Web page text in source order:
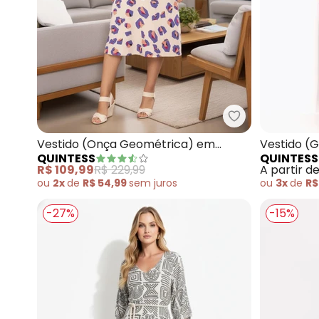
Quintess -
Vestido (Onça Geométrica) em
Crepe Plano
QUINTESS
R$ 109,99R$ 229,99
ou 2xde R$ 54,99sem juros
Vestido
Malha de
QUINTESS
A partir de
ou 3xde
-27% -15%